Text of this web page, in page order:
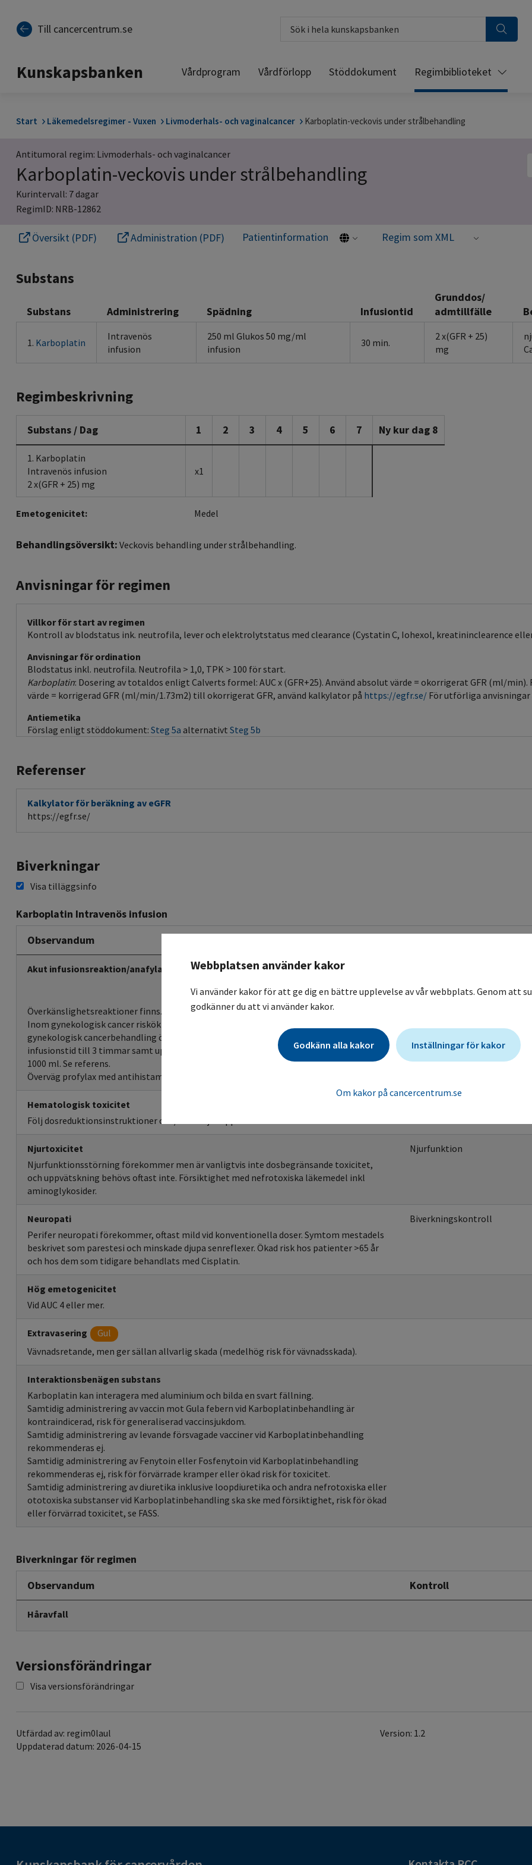
Till cancercentrum.se
Kunskapsbanken Vårdprogram Vårdförlopp Stöddokument Regimbiblioteket
Start Läkemedelsregimer - Vuxen Livmoderhals- och vaginalcancer Karboplatin-veckovis under strålbehandling
Antitumoral regim: Livmoderhals- och vaginalcancer
Karboplatin-veckovis under strålbehandling
Kurintervall: 7 dagar
RegimID: NRB-12862
Översikt (PDF) Administration (PDF) Patientinformation Regim som XML
Substans
Substans Administrering Spädning Infusiontid
Grunddos/
admtillfälle
1. Karboplatin
Intravenös
infusion
250 ml Glukos 50 mg/ml
infusion
30 min.
2 x(GFR + 25)
mg
Regimbeskrivning
Substans / Dag 1 2 3 4 5 6 7 Ny kur dag 8
1. Karboplatin
Intravenös infusion
2 x(GFR + 25) mg
x1
Emetogenicitet: Medel
Behandlingsöversikt: Veckovis behandling under strålbehandling.
Anvisningar för regimen
Villkor för start av regimen
Kontroll av blodstatus ink. neutrofila, lever och elektrolytstatus med clearance (Cystatin C, Iohexol, kreatininclearence
Anvisningar för ordination
Blodstatus inkl. neutrofila. Neutrofila > 1,0, TPK > 100 för start.
Karboplatin: Dosering av totaldos enligt Calverts formel: AUC x (GFR+25). Använd absolut värde = okorrigerat GFR (ml/
värde = korrigerad GFR (ml/min/1.73m2) till okorrigerat GFR, använd kalkylator på https://egfr.se/ För utförliga
Antiemetika
Förslag enligt stöddokument: Steg 5a alternativt Steg 5b
Referenser
Kalkylator för beräkning av eGFR
https://egfr.se/
Biverkningar
Visa tilläggsinfo
Karboplatin Intravenös infusion
Observandum
Akut infusionsreaktion/anafylaxi
Överkänslighetsreaktioner finns. Riskökning vid många kurer.
Inom gynekologisk cancer riskökning efter >6 kurer eller vid reintroduktion efter paus. Vid
gynekologisk cancerbehandling överväg Extended karboplatin regim med förlängd
infusionstid till 3 timmar samt upptrappande infusionshastighet och spädningsvätska
1000 ml. Se referens.
Överväg profylax med antihistamin och/eller kortikosteroider.
Hematologisk toxicitet
Följ dosreduktionsinstruktioner och/eller skjut upp nästa dos.
Njurtoxicitet
Njurfunktion
Njurfunktionsstörning förekommer men är vanligtvis inte dosbegränsande toxicitet,
och uppvätskning behövs oftast inte. Försiktighet med nefrotoxiska läkemedel inkl
aminoglykosider.
Neuropati
Biverkningskontroll
Perifer neuropati förekommer, oftast mild vid konventionella doser. Symtom mestadels
beskrivet som parestesi och minskade djupa senreflexer. Ökad risk hos patienter >65 år
och hos dem som tidigare behandlats med Cisplatin.
Hög emetogenicitet
Vid AUC 4 eller mer.
Extravasering
Gul
Vävnadsretande, men ger sällan allvarlig skada (medelhög risk för vävnadsskada).
Interaktionsbenägen substans
Karboplatin kan interagera med aluminium och bilda en svart fällning.
Samtidig administrering av vaccin mot Gula febern vid Karboplatinbehandling är
kontraindicerad, risk för generaliserad vaccinsjukdom.
Samtidig administrering av levande försvagade vacciner vid Karboplatinbehandling
rekommenderas ej.
Samtidig administrering av Fenytoin eller Fosfenytoin vid Karboplatinbehandling
rekommenderas ej, risk för förvärrade kramper eller ökad risk för toxicitet.
Samtidig administrering av diuretika inklusive loopdiuretika och andra nefrotoxiska eller
ototoxiska substanser vid Karboplatinbehandling ska ske med försiktighet, risk för ökad
eller förvärrad toxicitet, se FASS.
Biverkningar för regimen
Observandum
Kontroll
Håravfall
Versionsförändringar
Visa versionsförändringar
Utfärdad av: regim0laul
Uppdaterad datum: 2026-04-15
Version: 1.2
Webbplatsen använder kakor
Vi använder kakor för att ge dig en bättre upplevelse av vår webbplats. Genom att
godkänner du att vi använder kakor.
Godkänn alla kakor Inställningar för kakor
Om kakor på cancercentrum.se